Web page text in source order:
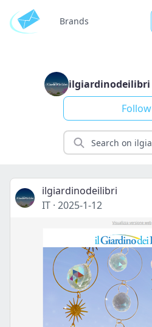
Brands
ilgiardinodeilibri
Follow
ilgiardinodeilibri
IT · 2025-1-12